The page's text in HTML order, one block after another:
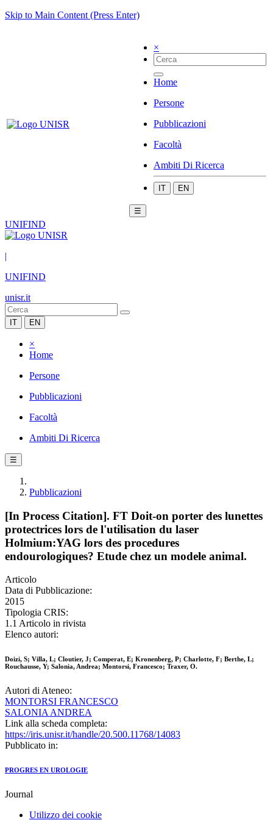
Skip to Main Content (Press Enter)
×
Home
Persone
Pubblicazioni
Facoltà
Ambiti Di Ricerca
IT EN
☰
UNIFIND
|
UNIFIND
unisr.it
IT EN
×
Home
Persone
Pubblicazioni
Facoltà
Ambiti Di Ricerca
☰
Pubblicazioni
[In Process Citation]. FT Doit-on porter des lunettes
protectrices lors de l'utilisation du laser
Holmium:YAG lors des procedures
endourologiques? Etude chez un modele animal.
Articolo
Data di Pubblicazione:
2015
Tipologia CRIS:
1.1 Articolo in rivista
Elenco autori:
Doizi, S; Villa, L; Cloutier, J; Comperat, E; Kronenberg, P; Charlotte, F; Berthe, L;
Rouchausse, Y; Salonia, Andrea; Montorsi, Francesco; Traxer, O.
Autori di Ateneo:
MONTORSI FRANCESCO
SALONIA ANDREA
Link alla scheda completa:
https://iris.unisr.it/handle/20.500.11768/14083
Pubblicato in:
PROGRES EN UROLOGIE
Journal
Utilizzo dei cookie